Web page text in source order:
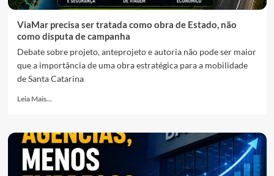
ViaMar precisa ser tratada como obra de Estado, não
como disputa de campanha
Debate sobre projeto, anteprojeto e autoria não pode ser maior
que a importância de uma obra estratégica para a mobilidade
de Santa Catarina
Leia Mais...